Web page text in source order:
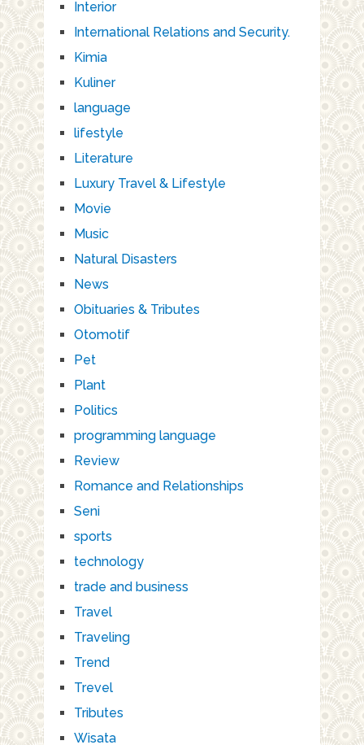
Interior
International Relations and Security.
Kimia
Kuliner
language
lifestyle
Literature
Luxury Travel & Lifestyle
Movie
Music
Natural Disasters
News
Obituaries & Tributes
Otomotif
Pet
Plant
Politics
programming language
Review
Romance and Relationships
Seni
sports
technology
trade and business
Travel
Traveling
Trend
Trevel
Tributes
Wisata